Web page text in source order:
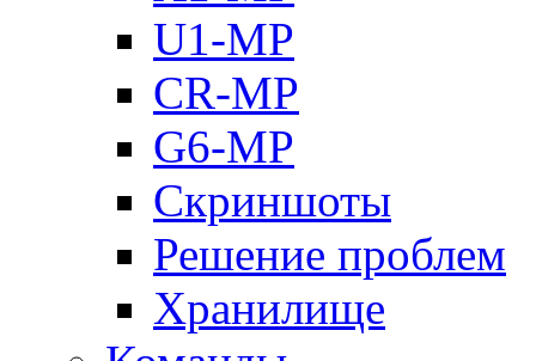
U1-MP
CR-MP
G6-MP
Скриншоты
Решение проблем
Хранилище